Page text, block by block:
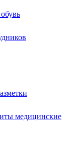
медицинские